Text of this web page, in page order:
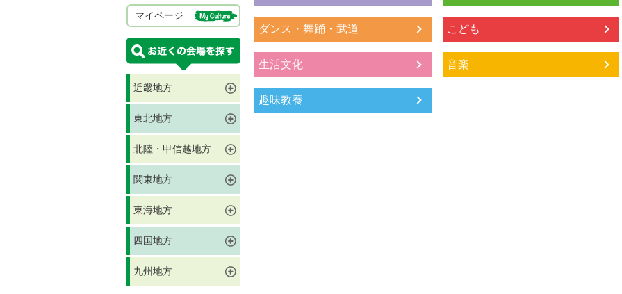
マイページ
近畿地方
東北地方
北陸・甲信越地方
関東地方
東海地方
四国地方
九州地方
ダンス・舞踊・武道
生活文化
趣味教養
こども
音楽